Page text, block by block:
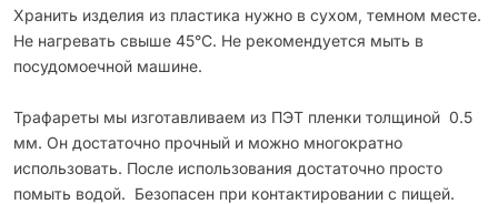
Хранить изделия из пластика нужно в сухом, темном месте.
Не нагревать свыше 45°С. Не рекомендуется мыть в
посудомоечной машине.
Трафареты мы изготавливаем из ПЭТ пленки толщиной 0.5
мм. Он достаточно прочный и можно многократно
использовать. После использования достаточно просто
помыть водой. Безопасен при контактировании с пищей.